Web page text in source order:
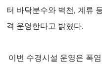
터 바닥분수와 벽천, 계류
격 운영한다고 밝혔다.
이번 수경시설 운영은 폭